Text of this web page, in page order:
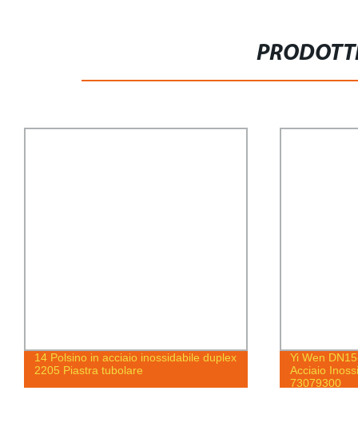
14 Polsino in acciaio inossidabile duplex
2205 Piastra tubolare
Yi Wen
Acciaio
73079300